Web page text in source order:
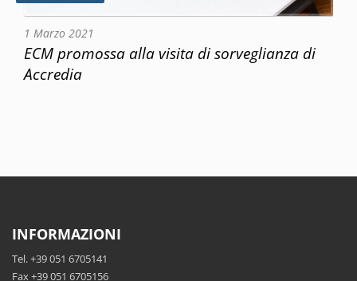
1 Marzo 2021
ECM promossa alla visita di sorveglianza di
Accredia
INFORMAZIONI
Tel. +39 051 6705141
Fax +39 051 6705156